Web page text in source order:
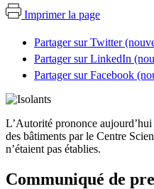
Imprimer la page
Partager sur Twitter
Partager sur LinkedIn
Partager sur Facebook
L’Autorité prononce
des bâtiments par le Centre
n’étaient pas établies.
Communiqué de